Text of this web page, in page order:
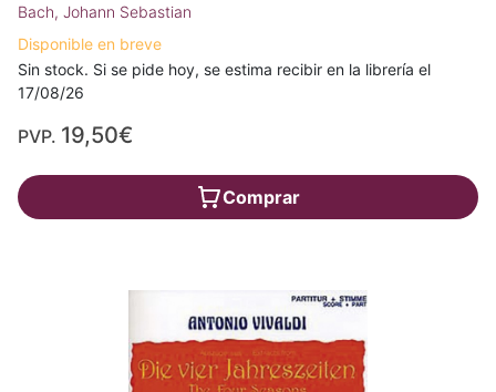
Bach, Johann Sebastian
Disponible en breve
Sin stock. Si se pide hoy, se estima recibir en la librería el
17/08/26
PVP. 19,50€
Comprar